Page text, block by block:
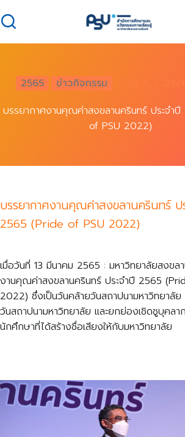
to
2565 ข่าวกิจกรรม
บรรยากาศงานคุณค่าสงขลานครินทร์ ประจำ
of PSU 2022)
บรรยากาศงานคุณค่าสงขลานครินทร์ ป
2565 (Pride of PSU 2022)
เมื่อวันที่ 13 มีนาคม 2565 : มหาวิทยาลัยสงขล
งานคุณค่าสงขลานครินทร์ ประจำปี 2565
2022) ซึ่งเป็นวันคล้ายวันสถาปนามหาวิทยาลัย
วันสถาปนามหาวิทยาลัย และยกย่องเชิดชูบุคลา
นักศึกษาที่ได้สร้างชื่อเสียงให้กับมหาวิทยาลัย